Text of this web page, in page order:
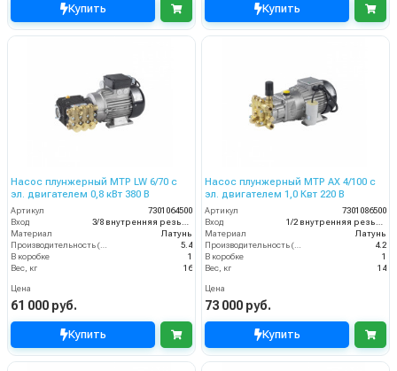
Купить Купить
Насос плунжерный MTP LW 6/70 с
эл. двигателем 0,8 кВт 380 В
Артикул
7301064500
Вход
Материал
Латунь
5.4
В коробке
1
Вес, кг
16
Цена
61 000 руб.
Купить
Насос плунжерный MTP AX 4/100 с
эл. двигателем 1,0 Квт 220 В
Артикул
7301086500
Вход
Материал
Латунь
4.2
В коробке
1
Вес, кг
14
Цена
73 000 руб.
Купить